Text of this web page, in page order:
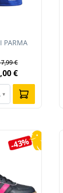
PARMA
€
€
▾
-43%